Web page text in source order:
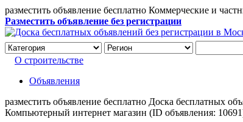
разместить объявление бесплатно Коммерческие и
Разместить объявление без регистрации
О строительстве
Объявления
разместить объявление бесплатно Доска бесплатных
Компьютерный интернет магазин (ID объявления: